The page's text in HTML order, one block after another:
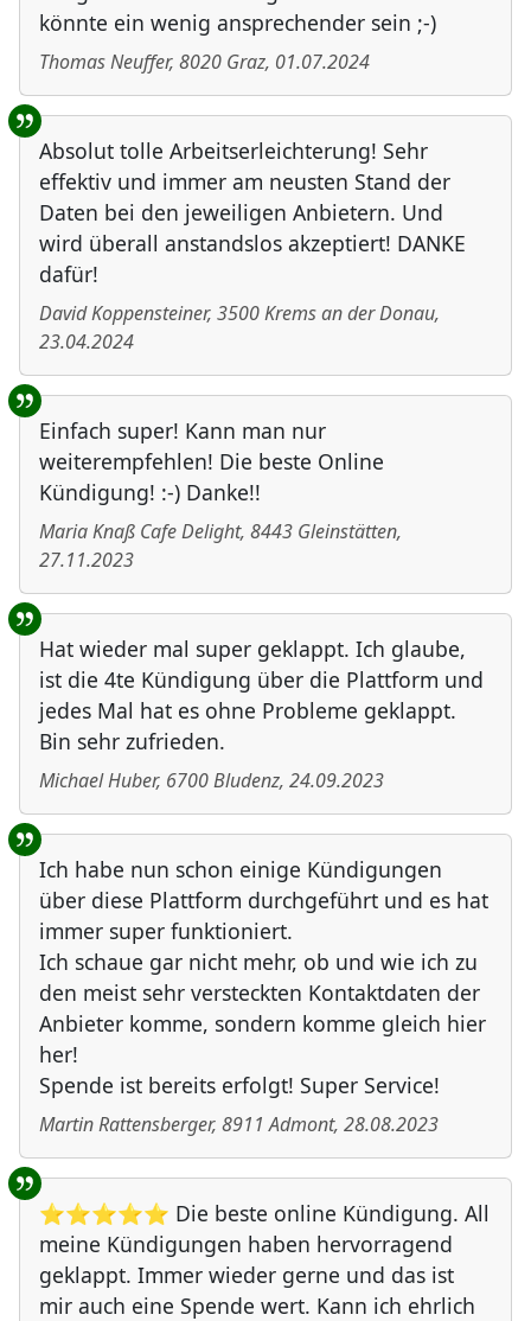
könnte ein wenig ansprechender sein ;-)
Thomas Neuffer, 8020 Graz, 01.07.2024
Absolut tolle Arbeitserleichterung! Sehr
effektiv und immer am neusten Stand der
Daten bei den jeweiligen Anbietern. Und
wird überall anstandslos akzeptiert! DANKE
dafür!
David Koppensteiner, 3500Krems an der Donau,
23.04.2024
Einfach super! Kann man nur
weiterempfehlen! Die beste Online
Kündigung! :-) Danke!!
Maria Knaß Cafe Delight, 8443 Gleinstätten,
27.11.2023
Hat wieder mal super geklappt. Ich glaube,
ist die 4te Kündigung über die Plattform und
jedes Mal hat es ohne Probleme geklappt.
Bin sehr zufrieden.
Michael Huber, 6700Bludenz, 24.09.2023
Ich habe nun schon einige Kündigungen
über diese Plattform durchgeführt und es hat
immer super funktioniert.
Ich schaue gar nicht mehr, ob und wie ich zu
den meist sehr versteckten Kontaktdaten der
Anbieter komme, sondern komme gleich hier
her!
Spende ist bereits erfolgt! Super Service!
Martin Rattensberger, 8911 Admont, 28.08.2023
⭐⭐⭐⭐⭐ Die beste online Kündigung. All
meine Kündigungen haben hervorragend
geklappt. Immer wieder gerne und das ist
mir auch eine Spende wert. Kann ich ehrlich